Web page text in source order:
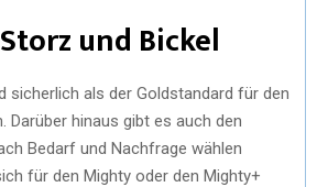
und Bickel
sicherlich als der Goldstandard für den
Darüber hinaus gibt es auch den
Bedarf und Nachfrage wählen
für den Mighty oder den Mighty+